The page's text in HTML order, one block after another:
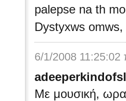
palepse na th
Dystyxws
6/1/2008 11:25:02
Με μουσική,